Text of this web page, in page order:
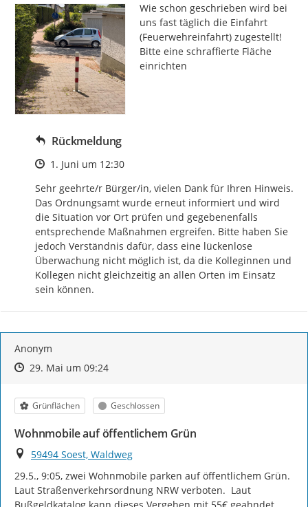
Wie schon geschrieben wird bei
uns fast täglich die Einfahrt
(Feuerwehreinfahrt) zugestellt!
Bitte eine schraffierte Fläche
einrichten
Rückmeldung
Zeitpunkt des Erstellens
1. Juni um 12:30
Sehr geehrte/r Bürger/in, vielen Dank für Ihren Hinweis.
Das Ordnungsamt wurde erneut informiert und wird
die Situation vor Ort prüfen und gegebenenfalls
entsprechende Maßnahmen ergreifen. Bitte haben Sie
jedoch Verständnis dafür, dass eine lückenlose
Überwachung nicht möglich ist, da die Kolleginnen und
Kollegen nicht gleichzeitig an allen Orten im Einsatz
sein können.
Anonym
Zeitpunkt des Erstellens
Zeitpunkt des Erstellens
29. Mai um 09:24Zur Äußerung
Kategorie
Grünflächen Status
Geschlossen
Wohnmobile auf öffentlichem Grün
Ort
59494 Soest, Waldweg
29.5., 9:05, zwei Wohnmobile parken auf öffentlichem Grün.
Laut Straßenverkehrsordnung NRW verboten.  Laut